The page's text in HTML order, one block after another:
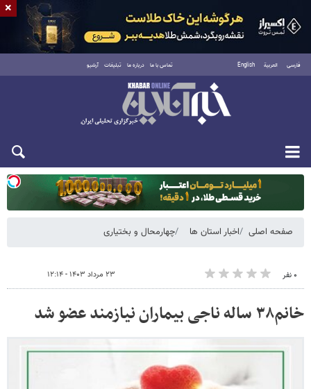
فارسی العربية English تماس با ما درباره ما تبلیغات آرشیو
یکشنبه ۱۸ مرداد ۱۴۰۵
صفحه اصلی اخبار استان ها چهارمحال و بختیاری
۰ نفر ۲۳ مرداد ۱۴۰۳ - ۱۲:۱۴
خانم۳۸ ساله ناجی بیماران نیازمند عضو شد
×